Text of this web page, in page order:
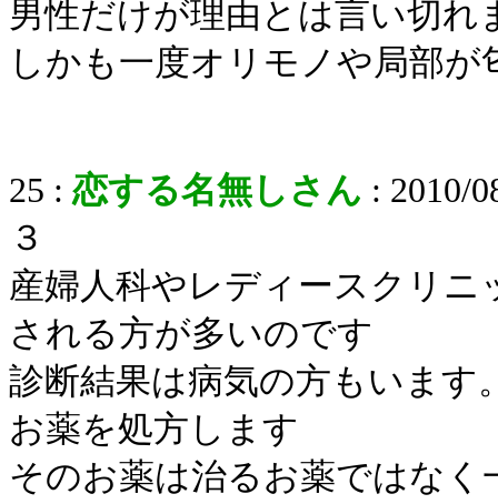
男性だけが理由とは言い切
しかも一度オリモノや局部
25 : 恋する名無しさん : 2010/
３
産婦人科やレディースクリ
される方が多いのです
診断結果は病気の方もいま
お薬を処方します
そのお薬は治るお薬ではな